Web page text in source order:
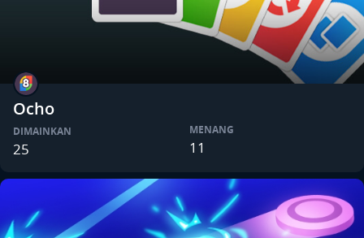
Ocho
DIMAINKAN
25
MENANG
11